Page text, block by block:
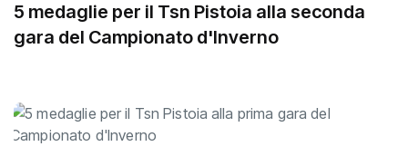
5 medaglie per il Tsn Pistoia alla seconda
gara del Campionato d'Inverno